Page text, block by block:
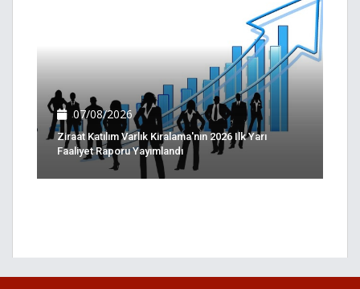
07/08/2026
Ziraat Katılım Varlık Kiralama'nın 2026 Ilk Yarı
Faaliyet Raporu Yayımlandı